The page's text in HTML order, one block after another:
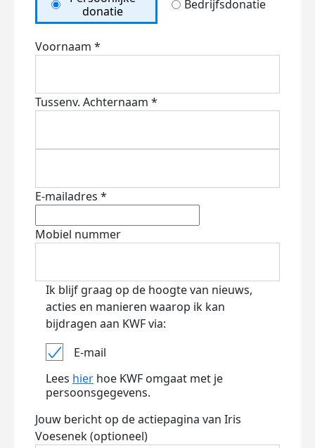
donatie
Bedrijfsdonatie
Voornaam *
Tussenv. Achternaam *
E-mailadres *
Mobiel nummer
Ik blijf graag op de hoogte van nieuws,
acties en manieren waarop ik kan
bijdragen aan KWF via:
E-mail
Lees hier hoe KWF omgaat met je
persoonsgegevens.
Jouw bericht op de actiepagina van Iris
Voesenek (optioneel)